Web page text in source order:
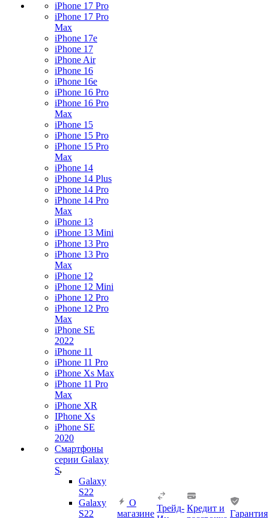
iPhone 17 Pro
iPhone 17 Pro
Max
iPhone 17e
iPhone 17
iPhone Air
iPhone 16
iPhone 16e
iPhone 16 Pro
iPhone 16 Pro
Max
iPhone 15
iPhone 15 Pro
iPhone 15 Pro
Max
iPhone 14
iPhone 14 Plus
iPhone 14 Pro
iPhone 14 Pro
Max
iPhone 13
iPhone 13 Mini
iPhone 13 Pro
iPhone 13 Pro
Max
iPhone 12
iPhone 12 Mini
iPhone 12 Pro
iPhone 12 Pro
Max
iPhone SE
2022
iPhone 11
iPhone 11 Pro
iPhone Xs Max
iPhone 11 Pro
Max
iPhone XR
IPhone Xs
iPhone SE
2020
Смартфоны
серии Galaxy
S
Galaxy
S22
Galaxy
S22
О
магазине
Трейд- Кредит и
Гарантия